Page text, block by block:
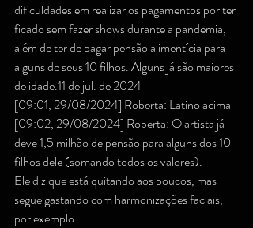
dificuldades em realizar os pagamentos por ter
ficado sem fazer shows durante a pandemia,
além de ter de pagar pensão alimentícia para
alguns de seus 10 filhos. Alguns já são maiores
de idade.11 de jul. de 2024
[09:01, 29/08/2024] Roberta: Latino acima
[09:02, 29/08/2024] Roberta: O artista já
deve 1,5 milhão de pensão para alguns dos 10
filhos dele (somando todos os valores).
Ele diz que está quitando aos poucos, mas
segue gastando com harmonizações faciais,
por exemplo.